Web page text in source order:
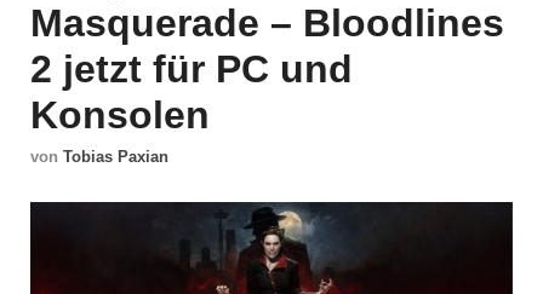
Masquerade – Bloodlines
2 jetzt für PC und
Konsolen
von Tobias Paxian